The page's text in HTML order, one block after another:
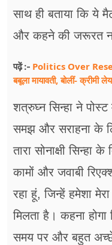
साथ ही बताया कि ये
और कहने की जरूरत
पढ़ें :- Politics Over
बबूला मायावती, बोलीं-
शत्रुघ्न सिन्हा ने
समझ और सराहना के
तारा सोनाक्षी सिन्हा
कामों और जवाबी
रहा हूं, जिन्हें हमेशा
मिलता है। कहना
समय पर और बहुत